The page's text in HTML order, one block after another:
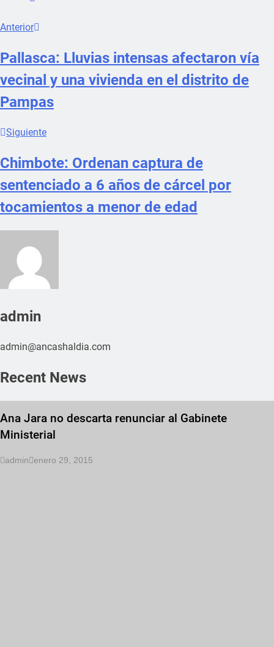
Anterior
Pallasca: Lluvias intensas afectaron vía
vecinal y una vivienda en el distrito de
Pampas
Siguiente
Chimbote: Ordenan captura de
sentenciado a 6 años de cárcel por
tocamientos a menor de edad
admin
admin@ancashaldia.com
Recent News
Ana Jara no descarta renunciar al Gabinete
Ministerial
admin enero 29, 2015